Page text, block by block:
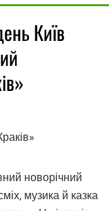
Київ
новорічний
музика й казка